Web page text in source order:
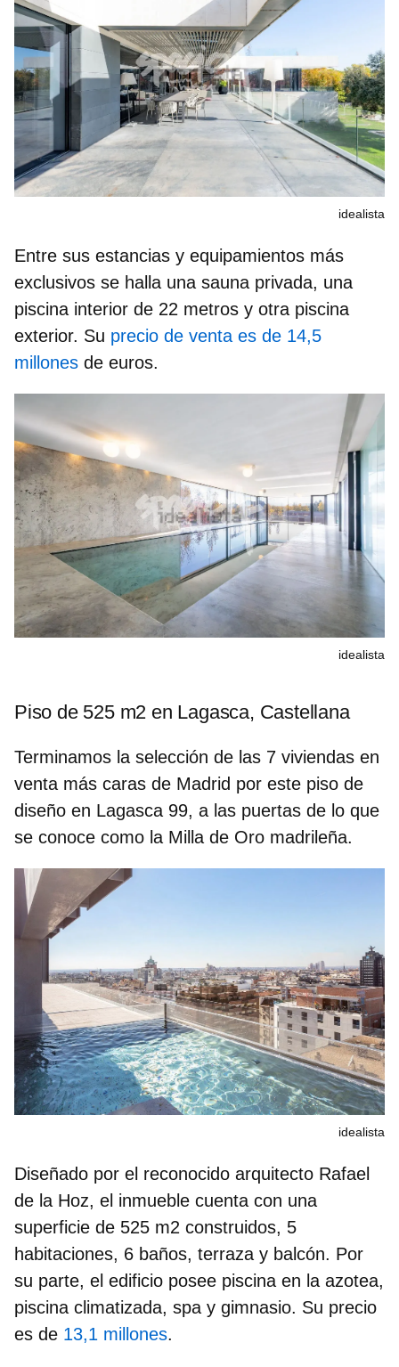
idealista
Entre sus estancias y equipamientos más
exclusivos se halla una sauna privada, una
piscina interior de 22 metros y otra piscina
exterior. Su precio de venta es de 14,5
millones de euros.
idealista
Piso de 525 m2 en Lagasca, Castellana
Terminamos la selección de las 7 viviendas en
venta más caras de Madrid por este piso de
diseño en Lagasca 99, a las puertas de lo que
se conoce como la Milla de Oro madrileña.
idealista
Diseñado por el reconocido arquitecto Rafael
de la Hoz, el inmueble cuenta con una
superficie de 525 m2 construidos, 5
habitaciones, 6 baños, terraza y balcón. Por
su parte, el edificio posee piscina en la azotea,
piscina climatizada, spa y gimnasio. Su precio
es de 13,1 millones.